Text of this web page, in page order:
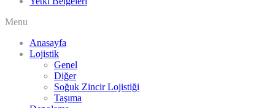
Menu
Anasayfa
Lojistik
Genel
Diğer
Soğuk Zincir Lojistiği
Taşıma